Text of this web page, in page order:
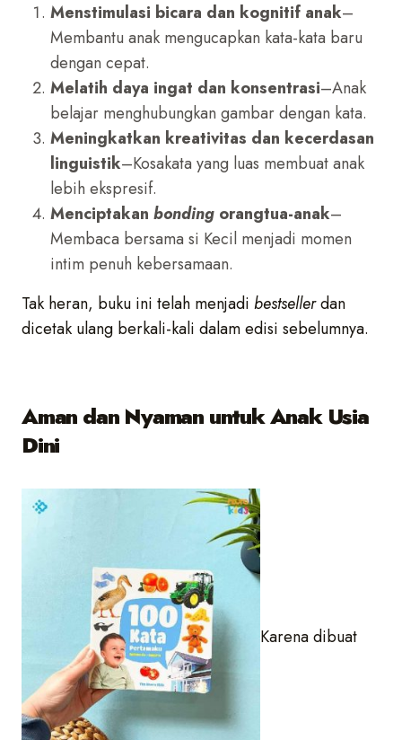
Menstimulasi bicara dan kognitif anak–
Membantu anak mengucapkan kata-kata baru
dengan cepat.
Melatih daya ingat dan konsentrasi–Anak
belajar menghubungkan gambar dengan kata.
Meningkatkan kreativitas dan kecerdasan
linguistik–Kosakata yang luas membuat anak
lebih ekspresif.
Menciptakan bonding orangtua-anak–
Membaca bersama si Kecil menjadi momen
intim penuh kebersamaan.
Tak heran, buku ini telah menjadi bestsellerdan
dicetak ulang berkali-kali dalam edisi sebelumnya.
Aman dan Nyaman untuk Anak Usia
Dini
Karena dibuat